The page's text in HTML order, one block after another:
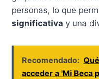
personas, lo que
significativa y una
Recomendado:
acceder a 'Mi Beca